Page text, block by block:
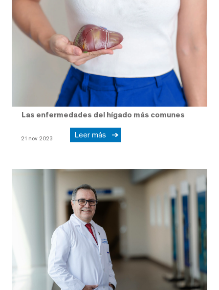
Las enfermedades del hígado más comunes
21 nov 2023 Leer más